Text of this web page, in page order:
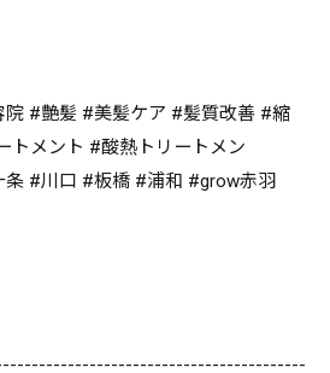
#艶髪 #美髪ケア #髪質改善 #縮
トメント #酸熱トリートメン
条 #川口 #板橋 #浦和 #grow赤羽